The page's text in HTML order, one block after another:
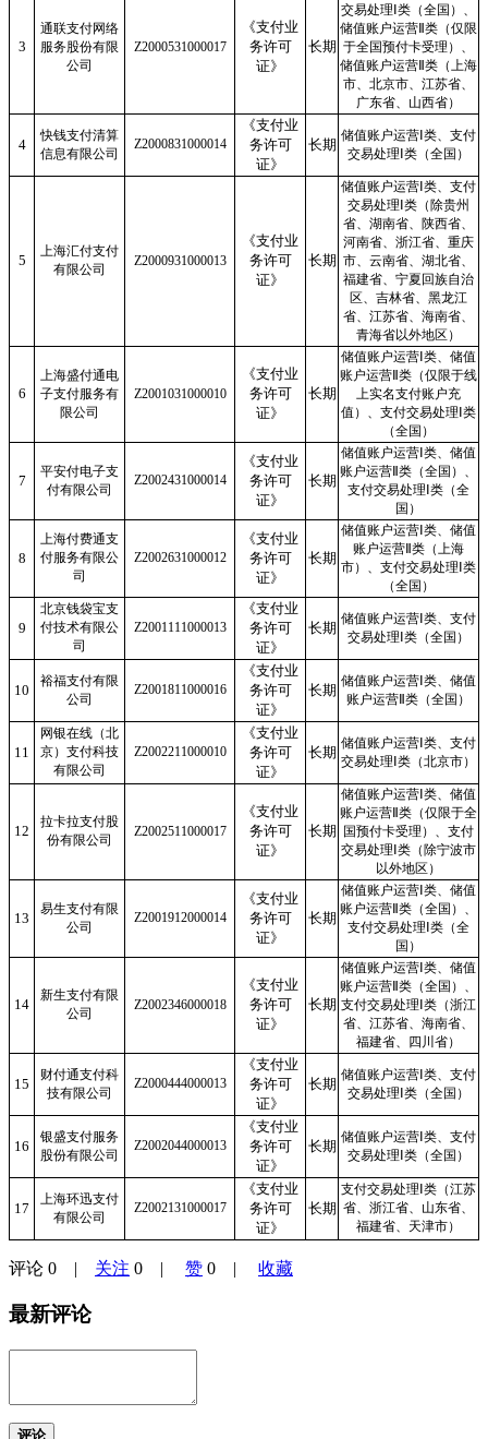
3
通联支付网络
服务股份有限
公司
Z2000531000017
《支付业
务许可
证》
长期
交易处理Ⅰ类（全国）、
储值账户运营Ⅱ类（仅限
于全国预付卡受理）、
储值账户运营Ⅱ类（上海
市、北京市、江苏省、
广东省、山西省）
4
快钱支付清算
信息有限公司
Z2000831000014
《支付业
务许可
证》
长期
储值账户运营Ⅰ类、支付
交易处理Ⅰ类（全国）
5
上海汇付支付
有限公司
Z2000931000013
《支付业
务许可
证》
长期
储值账户运营Ⅰ类、支付
交易处理Ⅰ类（除贵州
省、湖南省、陕西省、
河南省、浙江省、重庆
市、云南省、湖北省、
福建省、宁夏回族自治
区、吉林省、黑龙江
省、江苏省、海南省、
青海省以外地区）
6
上海盛付通电
子支付服务有
限公司
Z2001031000010
《支付业
务许可
证》
长期
储值账户运营Ⅰ类、储值
账户运营Ⅱ类（仅限于线
上实名支付账户充
值）、支付交易处理Ⅰ类
（全国）
7
平安付电子支
付有限公司
Z2002431000014
《支付业
务许可
证》
长期
储值账户运营Ⅰ类、储值
账户运营Ⅱ类（全国）、
支付交易处理Ⅰ类（全
国）
8
上海付费通支
付服务有限公
司
Z2002631000012
《支付业
务许可
证》
长期
储值账户运营Ⅰ类、储值
账户运营Ⅱ类（上海
市）、支付交易处理Ⅰ类
（全国）
9
北京钱袋宝支
付技术有限公
司
Z2001111000013
《支付业
务许可
证》
长期
储值账户运营Ⅰ类、支付
交易处理Ⅰ类（全国）
10
裕福支付有限
公司
Z2001811000016
《支付业
务许可
证》
长期
储值账户运营Ⅰ类、储值
账户运营Ⅱ类（全国）
11
网银在线（北
京）支付科技
有限公司
Z2002211000010
《支付业
务许可
证》
长期
储值账户运营Ⅰ类、支付
交易处理Ⅰ类（北京市）
12
拉卡拉支付股
份有限公司
Z2002511000017
《支付业
务许可
证》
长期
储值账户运营Ⅰ类、储值
账户运营Ⅱ类（仅限于全
国预付卡受理）、支付
交易处理Ⅰ类（除宁波市
以外地区）
13
易生支付有限
公司
Z2001912000014
《支付业
务许可
证》
长期
储值账户运营Ⅰ类、储值
账户运营Ⅱ类（全国）、
支付交易处理Ⅰ类（全
国）
14
新生支付有限
公司
Z2002346000018
《支付业
务许可
证》
长期
储值账户运营Ⅰ类、储值
账户运营Ⅱ类（全国）、
支付交易处理Ⅰ类（浙江
省、江苏省、海南省、
福建省、四川省）
15
财付通支付科
技有限公司
Z2000444000013
《支付业
务许可
证》
长期
储值账户运营Ⅰ类、支付
交易处理Ⅰ类（全国）
16
银盛支付服务
股份有限公司
Z2002044000013
《支付业
务许可
证》
长期
储值账户运营Ⅰ类、支付
交易处理Ⅰ类（全国）
17
上海环迅支付
有限公司
Z2002131000017
《支付业
务许可
证》
长期
支付交易处理Ⅰ类（江苏
省、浙江省、山东省、
福建省、天津市）
评论 0 | 关注 0 | 赞 0 | 收藏
最新评论
评论